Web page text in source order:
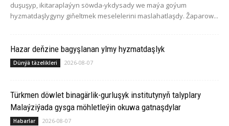
duşuşyp, ikitaraplaýyn söwda-ykdysady we maýa goýum
hyzmatdaşlygyny giňeltmek meselelerini maslahatlaşdy. Žaparow...
Hazar deňzine bagyşlanan ylmy hyzmatdaşlyk
Dünýä täzelikleri 2026-08-07
Türkmen döwlet binagärlik-gurluşyk institutynyň talyplary
Malaýziýada gysga möhletleýin okuwa gatnaşdylar
Habarlar 2026-08-07